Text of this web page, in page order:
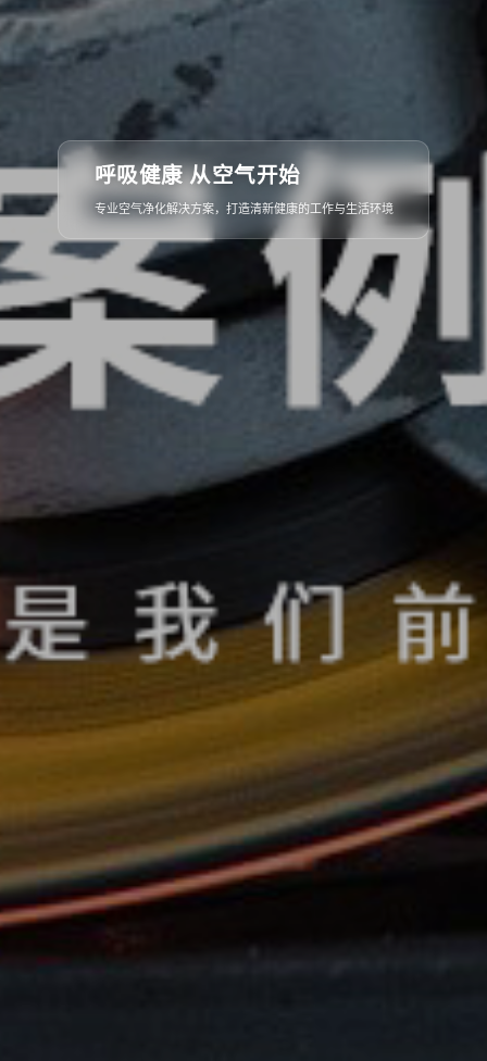
呼吸健康 从空气开始
专业空气净化解决方案，打造清新健康的工作与生活环境
从概念到落地
全流程专业服务，确保每一个细节都精益求精，呈现完美空间